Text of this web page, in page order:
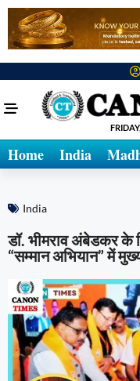
Home India
India
डॉ. भीमराव अंबेडकर के
“सम्मान अभियान” में